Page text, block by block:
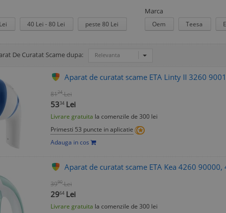
40 Lei - 80 Lei peste 80 Lei
Marca
Oem Teesa
De Curatat Scame dupa: Relevanta
Aparat de curatat scame ETA Linty II 3260
8124 Lei
5334 Lei
Livrare gratuita la comenzile de 300 lei
Primesti 53 puncte in aplicatie
Adauga in cos
Aparat de curatat scame ETA Kea 4260
3990 Lei
2964 Lei
Livrare gratuita la comenzile de 300 lei